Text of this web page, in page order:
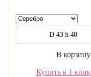
D 43 h 40
В корзину
Купить в 1 клик